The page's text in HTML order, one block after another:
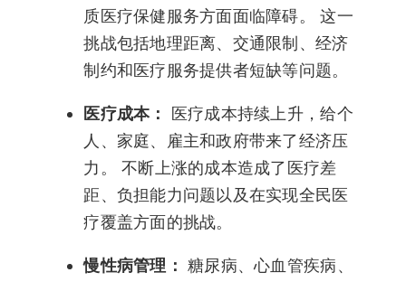
质医疗保健服务方面面临障碍。 这一
挑战包括地理距离、交通限制、经济
制约和医疗服务提供者短缺等问题。
医疗成本：
医疗成本持续上升，给个
人、家庭、雇主和政府带来了经济压
力。 不断上涨的成本造成了医疗差
距、负担能力问题以及在实现全民医
疗覆盖方面的挑战。
慢性病管理：糖尿病、心血管疾病、